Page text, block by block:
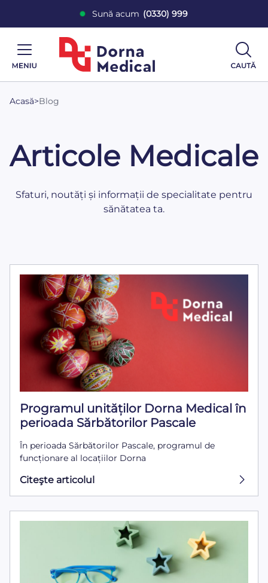
Sună acum (0330) 999
Acasă>Blog
Articole Medicale
Sfaturi, noutăți și informații de specialitate pentru
sănătatea ta.
Programul unităților Dorna Medical în
perioada Sărbătorilor Pascale
În perioada Sărbătorilor Pascale, programul de
funcționare al locațiilor Dorna
Citeşte articolul